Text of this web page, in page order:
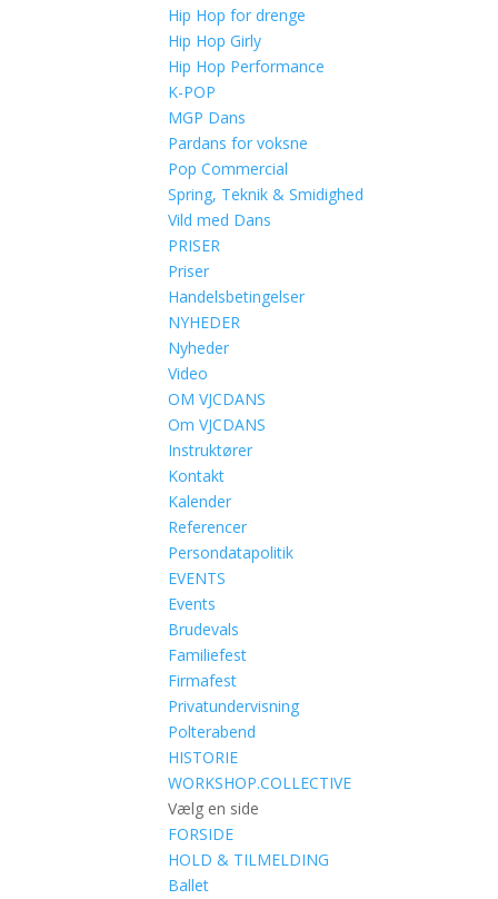
Hip Hop for drenge
Hip Hop Girly
Hip Hop Performance
K-POP
MGP Dans
Pardans for voksne
Pop Commercial
Spring, Teknik & Smidighed
Vild med Dans
PRISER
Priser
Handelsbetingelser
NYHEDER
Nyheder
Video
OM VJCDANS
Om VJCDANS
Instruktører
Kontakt
Kalender
Referencer
Persondatapolitik
EVENTS
Events
Brudevals
Familiefest
Firmafest
Privatundervisning
Polterabend
HISTORIE
WORKSHOP.COLLECTIVE
Vælg en side
FORSIDE
HOLD & TILMELDING
Ballet